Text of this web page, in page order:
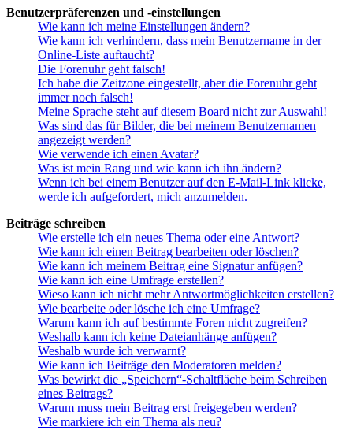
Benutzerpräferenzen und -einstellungen
Wie kann ich meine Einstellungen ändern?
Wie kann ich verhindern, dass mein Benutzername in der
Online-Liste auftaucht?
Die Forenuhr geht falsch!
Ich habe die Zeitzone eingestellt, aber die Forenuhr geht
immer noch falsch!
Meine Sprache steht auf diesem Board nicht zur Auswahl!
Was sind das für Bilder, die bei meinem Benutzernamen
angezeigt werden?
Wie verwende ich einen Avatar?
Was ist mein Rang und wie kann ich ihn ändern?
Wenn ich bei einem Benutzer auf den E-Mail-Link klicke,
werde ich aufgefordert, mich anzumelden.
Beiträge schreiben
Wie erstelle ich ein neues Thema oder eine Antwort?
Wie kann ich einen Beitrag bearbeiten oder löschen?
Wie kann ich meinem Beitrag eine Signatur anfügen?
Wie kann ich eine Umfrage erstellen?
Wieso kann ich nicht mehr Antwortmöglichkeiten erstellen?
Wie bearbeite oder lösche ich eine Umfrage?
Warum kann ich auf bestimmte Foren nicht zugreifen?
Weshalb kann ich keine Dateianhänge anfügen?
Weshalb wurde ich verwarnt?
Wie kann ich Beiträge den Moderatoren melden?
Was bewirkt die „Speichern“-Schaltfläche beim Schreiben
eines Beitrags?
Warum muss mein Beitrag erst freigegeben werden?
Wie markiere ich ein Thema als neu?